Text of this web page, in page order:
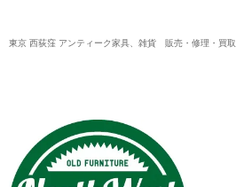
東京 西荻窪 アンティーク家具、雑貨 販売・修理・買取